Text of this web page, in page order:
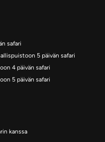
safari
5 päivän safari
4 päivän safari
5 päivän safari
kanssa